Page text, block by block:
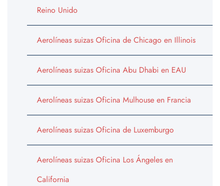
Reino Unido
Aerolíneas suizas Oficina de Chicago en Illinois
Aerolíneas suizas Oficina Abu Dhabi en EAU
Aerolíneas suizas Oficina Mulhouse en Francia
Aerolíneas suizas Oficina de Luxemburgo
Aerolíneas suizas Oficina Los Ángeles en
California